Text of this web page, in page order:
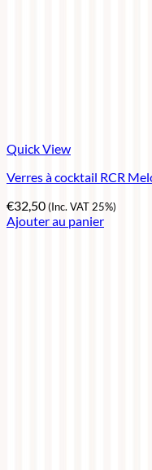
Quick View
Verres à cocktail RCR
€32,50(Inc. VAT 25%)
Ajouter au panier